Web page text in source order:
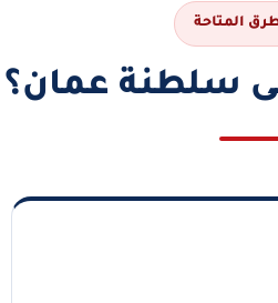
المتاحة
سلطنة عمان؟